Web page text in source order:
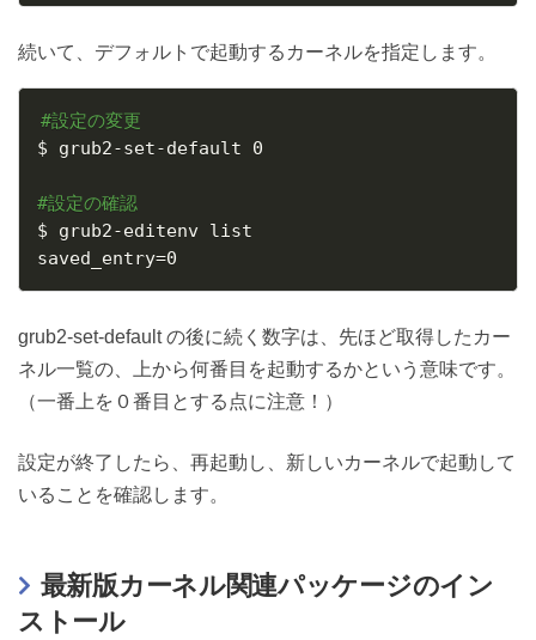
続いて、デフォルトで起動するカーネルを指定します。
#設定の変更
$ grub2-set-default 0
#設定の確認
saved_entry=0
grub2-set-default の後に続く数字は、先ほど取得したカー
ネル一覧の、上から何番目を起動するかという意味です。
（一番上を０番目とする点に注意！）
設定が終了したら、再起動し、新しいカーネルで起動して
いることを確認します。
最新版カーネル関連パッケージのイン
ストール